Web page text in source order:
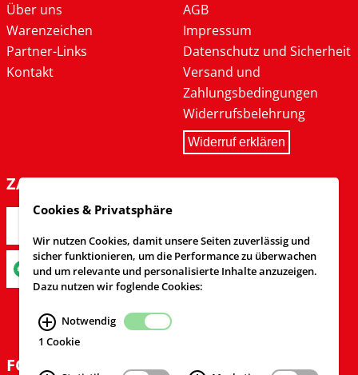
Über uns
Warenzeichen
Partner-Links
Kontakt
AGB
Impressum
Datenschutz und Sicherheit
Versand und
Zahlungsbedingungen
Widerrufsbelehrung
Widerruf erklären
ZAHLARTEN
FOLGEN SIE UNS
Cookies & Privatsphäre
Wir nutzen Cookies, damit unsere Seiten zuverlässig und
sicher funktionieren, um die Performance zu überwachen
und um relevante und personalisierte Inhalte anzuzeigen.
Dazu nutzen wir foglende Cookies:
Notwendig
1 Cookie